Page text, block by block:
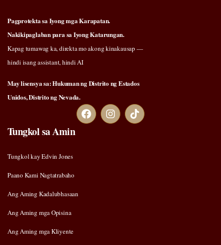
Pagprotekta sa Iyong mga Karapatan.
Nakikipaglaban para sa Iyong Katarungan.
Kapag tumawag ka, direkta mo akong kinakausap —
hindi isang assistant, hindi AI
May lisensya sa: Hukuman ng Distrito ng Estados
Unidos, Distrito ng Nevada.
Tungkol sa Amin
Tungkol kay Edvin Jones
Paano Kami Nagtatrabaho
Ang Aming Kadalubhasaan
Ang Aming mga Opisina
Ang Aming mga Kliyente